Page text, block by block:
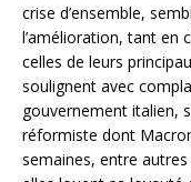
crise d’ensemble,
l’amélioration, tant en
celles de leurs
soulignent avec
gouvernement italien,
réformiste dont
semaines, entre